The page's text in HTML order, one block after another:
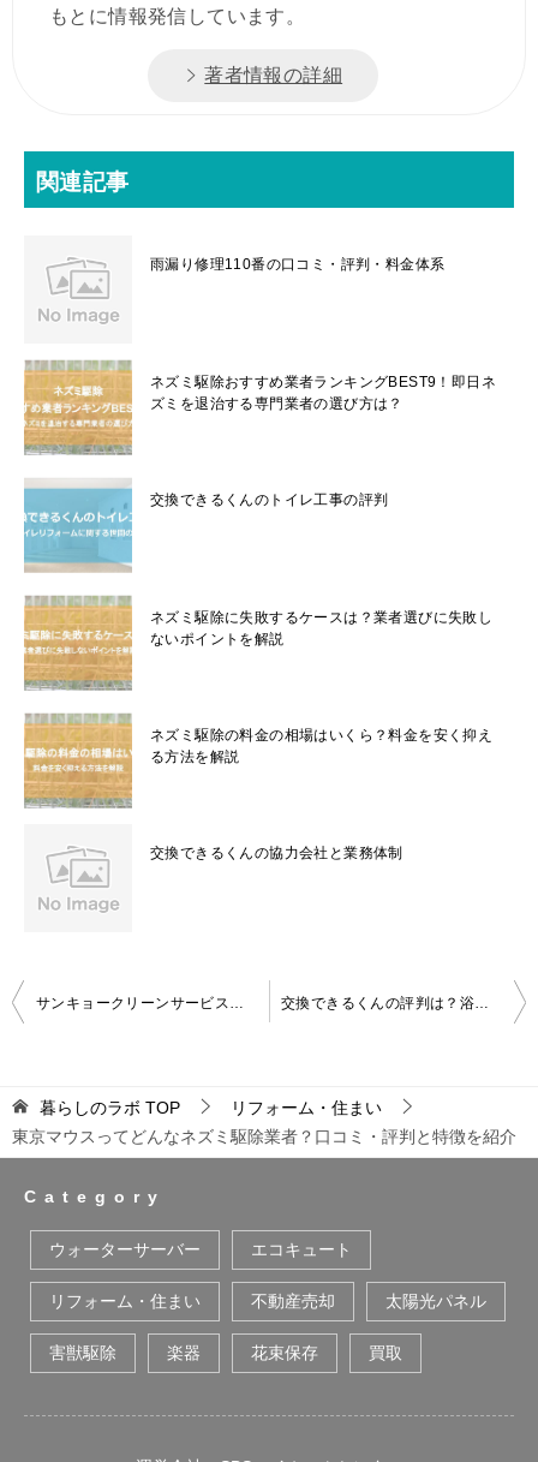
もとに情報発信しています。
著者情報の詳細
関連記事
雨漏り修理110番の口コミ・評判・料金体系
ネズミ駆除おすすめ業者ランキングBEST9！即日ネ
ズミを退治する専門業者の選び方は？
交換できるくんのトイレ工事の評判
ネズミ駆除に失敗するケースは？業者選びに失敗し
ないポイントを解説
ネズミ駆除の料金の相場はいくら？料金を安く抑え
る方法を解説
交換できるくんの協力会社と業務体制
投
ビ
ゲ
ー
シ
ョ
サンキョークリーンサービスってどんなネズミ駆除業者？口コミ・評判と特徴を紹介 交換できるくんの評判は？浴室乾燥機やコンロの交換に関する世間の声
暮らしのラボ TOP
リフォーム・住まい
東京マウスってどんなネズミ駆除業者？口コミ・評判と特徴を紹介
Category
ウォーターサーバー エコキュート
リフォーム・住まい 不動産売却 太陽光パネル
害獣駆除 楽器 花束保存 買取